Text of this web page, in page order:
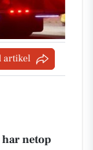
artikel
netop